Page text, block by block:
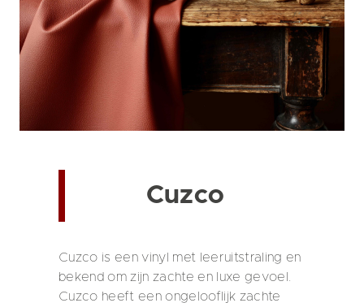
Cuzco
Cuzco is een vinyl met leeruitstraling en
bekend om zijn zachte en luxe gevoel.
Cuzco heeft een ongelooflijk zachte